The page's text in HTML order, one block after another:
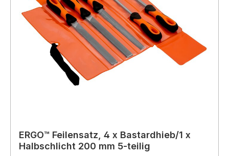
ERGO™ Feilensatz, 4 x Bastardhieb/1 x
Halbschlicht 200 mm 5-teilig